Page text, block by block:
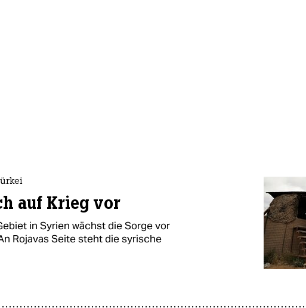
auf Krieg vor
in Syrien wächst die Sorge vor
Rojavas Seite steht die syrische